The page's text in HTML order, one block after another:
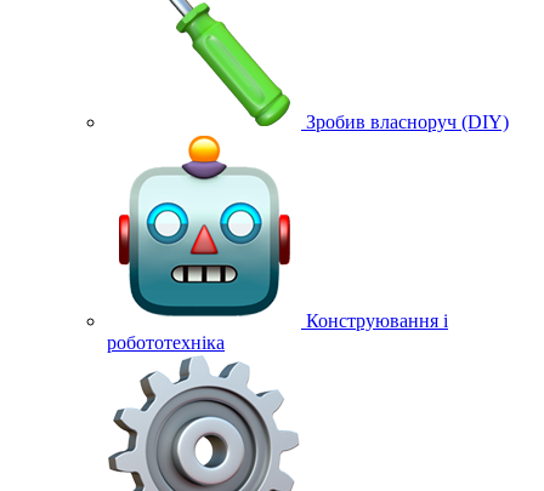
Зробив власноруч (DIY)
Конструювання і
робототехніка